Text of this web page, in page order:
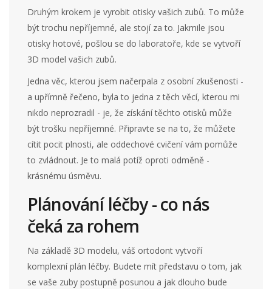
Druhým krokem je vyrobit otisky vašich zubů. To může
být trochu nepříjemné, ale stojí za to. Jakmile jsou
otisky hotové, pošlou se do laboratoře, kde se vytvoří
3D model vašich zubů.
Jedna věc, kterou jsem načerpala z osobní zkušenosti -
a upřímně řečeno, byla to jedna z těch věcí, kterou mi
nikdo neprozradil - je, že získání těchto otisků může
být trošku nepříjemné. Připravte se na to, že můžete
cítit pocit plnosti, ale oddechové cvičení vám pomůže
to zvládnout. Je to malá potíž oproti odměně -
krásnému úsměvu.
Plánování léčby - co nás
čeká za rohem
Na základě 3D modelu, váš ortodont vytvoří
komplexní plán léčby. Budete mít představu o tom, jak
se vaše zuby postupně posunou a jak dlouho bude